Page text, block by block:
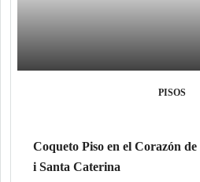
PISOS
Coqueto Piso en el Corazón
i Santa Caterina